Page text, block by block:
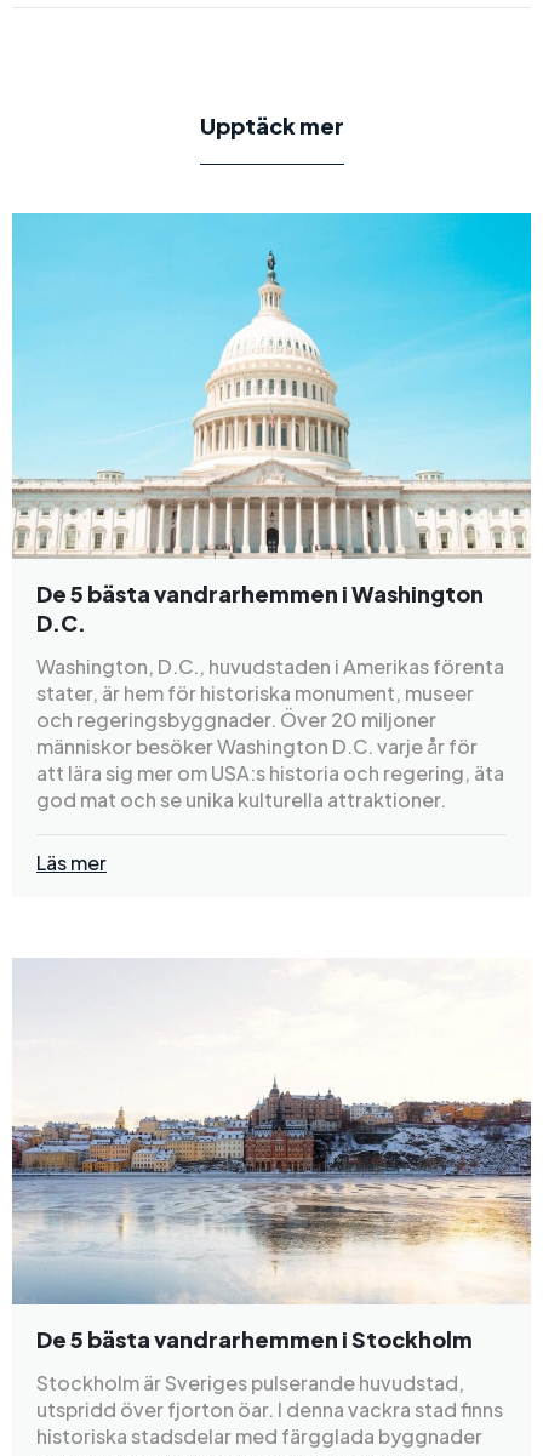
Upptäck mer
De 5 bästa vandrarhemmen i Washington
D.C.
Washington, D.C., huvudstaden i Amerikas förenta
stater, är hem för historiska monument, museer
och regeringsbyggnader. Över 20 miljoner
människor besöker Washington D.C. varje år för
att lära sig mer om USA:s historia och regering, äta
god mat och se unika kulturella attraktioner.
Läs mer
De 5 bästa vandrarhemmen i Stockholm
Stockholm är Sveriges pulserande huvudstad,
utspridd över fjorton öar. I denna vackra stad finns
historiska stadsdelar med färgglada byggnader